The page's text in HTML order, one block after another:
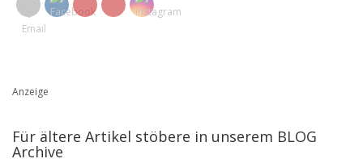
Anzeige
Für ältere Artikel stöbere in unserem BLOG
Archive